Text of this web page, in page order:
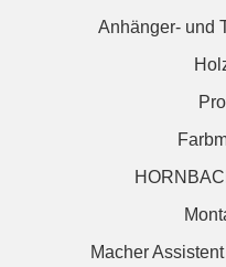
Anhänger- und
Macher